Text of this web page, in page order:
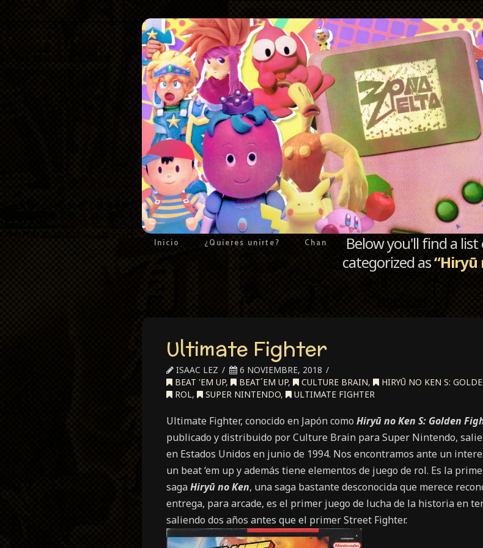
Inicio ¿Quieres unirte? Chan
Below you'll find a
categorized as“Hiryū
Ultimate Fighter
ISAAC LEZ
6 NOVIEMBRE, 2018
BEAT 'EM UP, BEAT´EM UP, CULTURE BRAIN, HIRYŪ NO KEN S:
ROL, SUPER NINTENDO, ULTIMATE FIGHTER
Ultimate Fighter, conocido en Japón como HiryūnoKen S: Golden
publicado y distribuido por Culture Brain para Super Nintendo,
en Estados Unidos en junio de 1994. Nos encontramos ante un
un beat ‘em up y además tiene elementos de juego de rol. Es la
sagaHiryūnoKen, una saga bastante desconocida que merece
entrega, para arcade, es el primer juego de lucha de la historia en
saliendo dos años antes que el primer Street Fighter.